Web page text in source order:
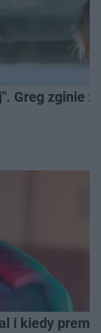
Greg zginie z
i kiedy